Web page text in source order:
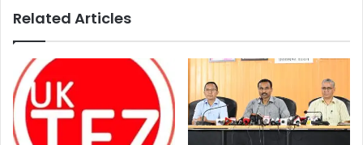
Related Articles